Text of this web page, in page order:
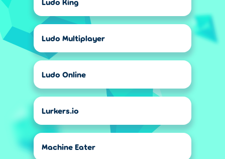
Ludo Multiplayer
Ludo Online
Lurkers.io
Machine Eater